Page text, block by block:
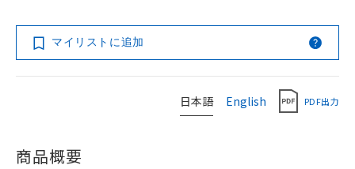
マイリストに追加
日本語 English PDF出力
商品概要